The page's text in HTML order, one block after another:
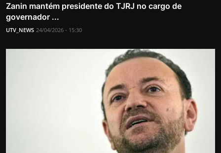
Zanin mantém presidente do TJRJ no cargo de
governador ...
UTV_NEWS 24/04/2026 - 15:30